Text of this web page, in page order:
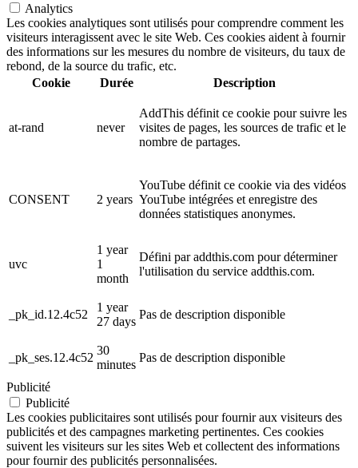
Analytics
Les cookies analytiques sont utilisés pour comprendre comment les
visiteurs interagissent avec le site Web. Ces cookies aident à fournir
des informations sur les mesures du nombre de visiteurs, du taux de
rebond, de la source du trafic, etc.
Cookie
Durée Description
at-rand never
AddThis définit ce cookie pour suivre les
visites de pages, les sources de trafic et le
nombre de partages.
CONSENT 2 years
YouTube définit ce cookie via des vidéos
YouTube intégrées et enregistre des
données statistiques anonymes.
uvc
1 year
1
month
Défini par addthis.com pour déterminer
l'utilisation du service addthis.com.
_pk_id.12.4c52
1 year
27 days
Pas de description disponible
_pk_ses.12.4c52
30
minutes
Pas de description disponible
Publicité
Publicité
Les cookies publicitaires sont utilisés pour fournir aux visiteurs des
publicités et des campagnes marketing pertinentes. Ces cookies
suivent les visiteurs sur les sites Web et collectent des informations
pour fournir des publicités personnalisées.